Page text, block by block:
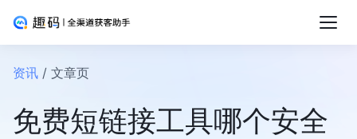
资讯 / 文章页
免费短链接工具哪个安全